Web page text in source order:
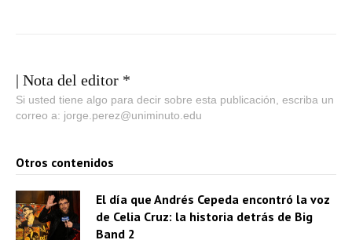
| Nota del editor *
Si usted tiene algo para decir sobre esta publicación, escriba un
correo a: jorge.perez@uniminuto.edu
Otros contenidos
El día que Andrés Cepeda encontró la voz
de Celia Cruz: la historia detrás de Big
Band 2